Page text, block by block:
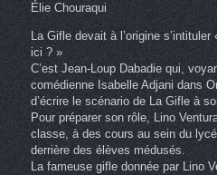
Élie Chouraqui
La Gifle devait à l’origine
ici ? »
C’est Jean-Loup Dabadie qui,
comédienne Isabelle Adjani dans
d’écrire le scénario de La Gifle à
Pour préparer son rôle, Lino
classe, à des cours au sein du
derrière des élèves médusés.
La fameuse gifle donnée par Lino